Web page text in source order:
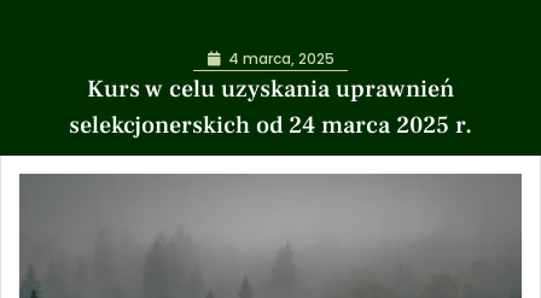
Kurs w celu uzyskania uprawnień
selekcjonerskich od 24 marca 2025 r.
4 marca, 2025